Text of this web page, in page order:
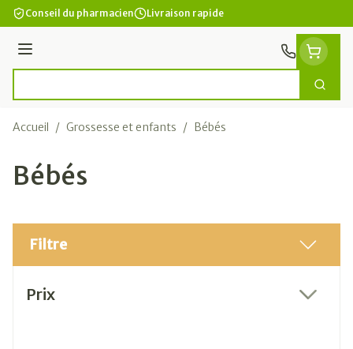
Aller au contenu
Conseil du pharmacien Livraison rapide
Menu
Accueil / Grossesse et enfants / Bébés
Bébés
Filtre
Prix